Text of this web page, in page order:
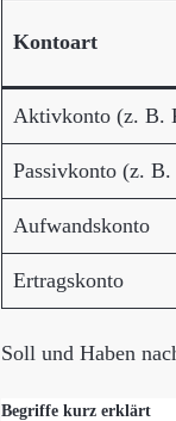
Kontoart
Aktivkonto (z. B.
Passivkonto (z.
Aufwandskonto
Ertragskonto
Soll und Haben
Begriffe kurz erklärt